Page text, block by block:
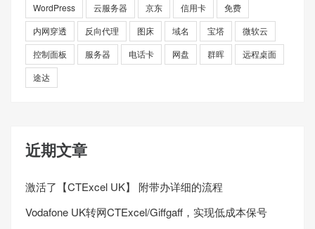
WordPress 云服务器 京东 信用卡
免费
内网穿透
反向代理 图床 域名 宝塔
微软云
控制面板
服务器 电话卡 网盘 群晖
远程桌面
途达
近期文章
激活了【CTExcel UK】 附带办详细的流程
Vodafone UK转网CTExcel/Giffgaff，实现低成本保号